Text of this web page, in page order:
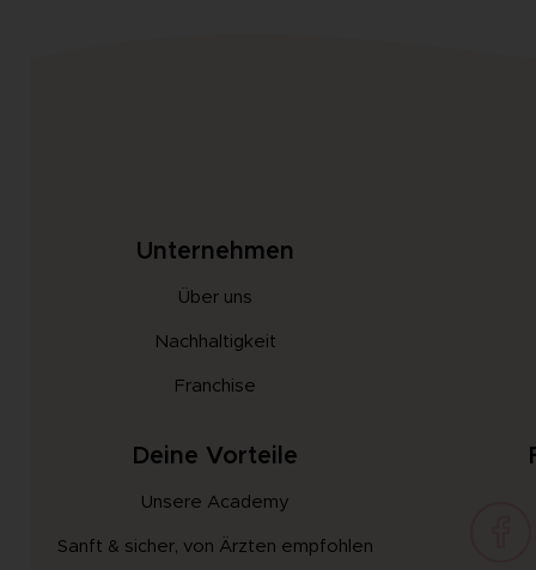
Unternehmen
Über uns
Nachhaltigkeit
Franchise
Deine Vorteile
Unsere Academy
Sanft & sicher, von Ärzten empfohlen